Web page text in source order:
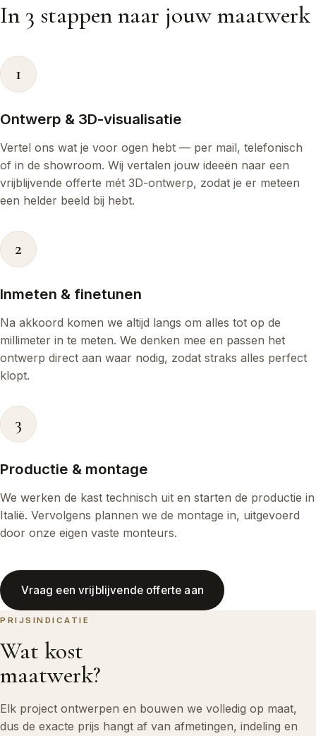
In 3 stappen naar jouw maatwerk
1
Ontwerp & 3D-visualisatie
Vertel ons wat je voor ogen hebt — per mail, telefonisch
of in de showroom. Wij vertalen jouw ideeën naar een
vrijblijvende offerte mét 3D-ontwerp, zodat je er meteen
een helder beeld bij hebt.
2
Inmeten & finetunen
Na akkoord komen we altijd langs om alles tot op de
millimeter in te meten. We denken mee en passen het
ontwerp direct aan waar nodig, zodat straks alles perfect
klopt.
3
Productie & montage
We werken de kast technisch uit en starten de productie in
Italië. Vervolgens plannen we de montage in, uitgevoerd
door onze eigen vaste monteurs.
Vraag een vrijblijvende offerte aan
PRIJSINDICATIE
Wat kost
maatwerk?
Elk project ontwerpen en bouwen we volledig op maat,
dus de exacte prijs hangt af van afmetingen, indeling en